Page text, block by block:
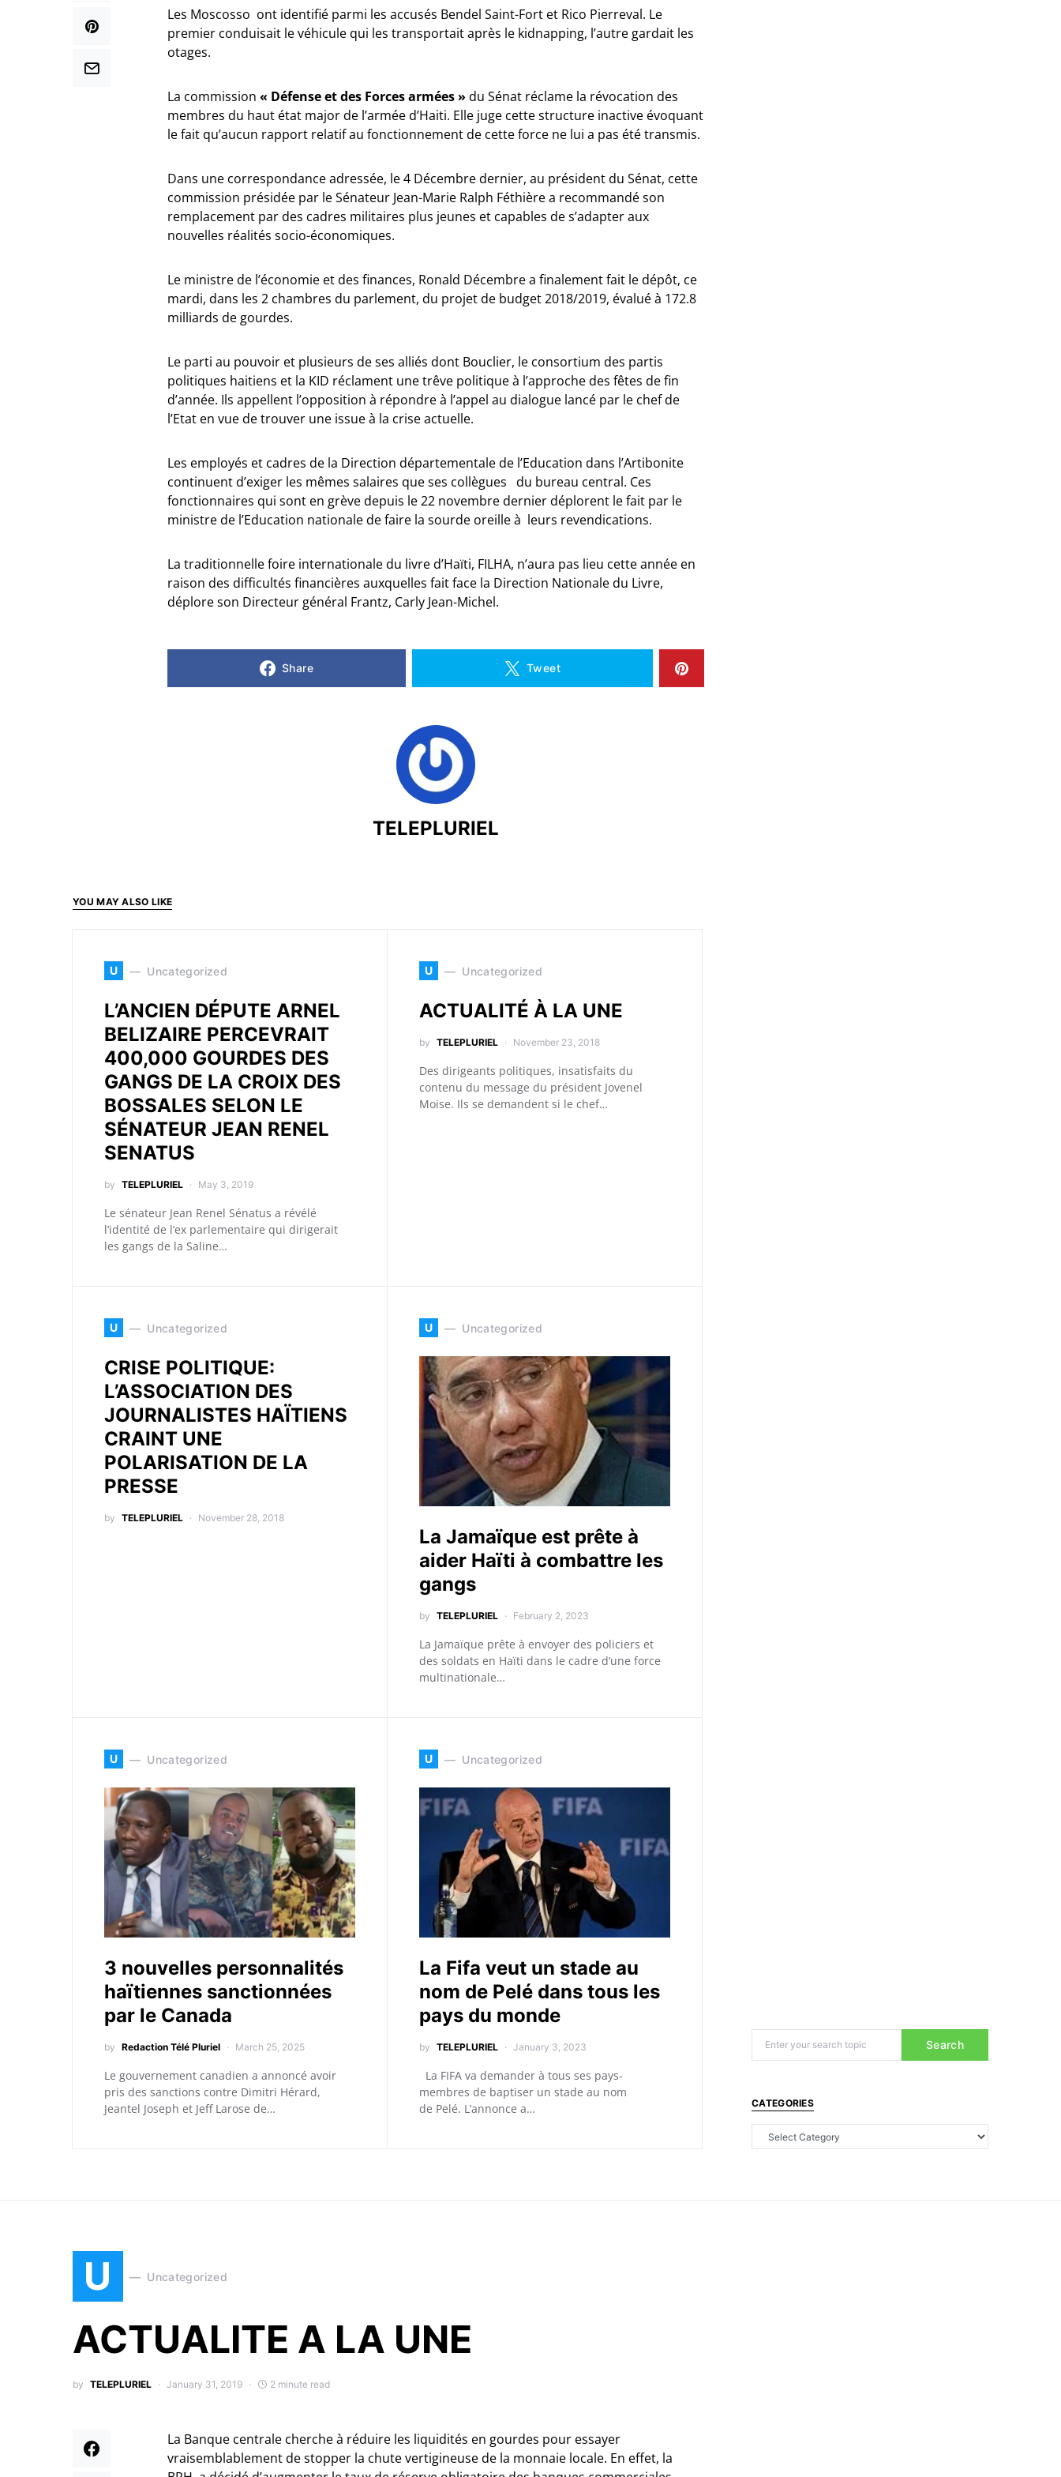
Les Moscosso ont identifié parmi les accusés Bendel Saint-Fort et Rico Pierreval. Le
premier conduisait le véhicule qui les transportait après le kidnapping, l’autre gardait les
otages.
La commission « Défense et des Forces armées » du Sénat réclame la révocation des
membres du haut état major de l’armée d’Haiti. Elle juge cette structure inactive évoquant
le fait qu’aucun rapport relatif au fonctionnement de cette force ne lui a pas été transmis.
Dans une correspondance adressée, le 4 Décembre dernier, au président du Sénat, cette
commission présidée par le Sénateur Jean-Marie Ralph Féthière a recommandé son
remplacement par des cadres militaires plus jeunes et capables de s’adapter aux
nouvelles réalités socio-économiques.
Le ministre de l’économie et des finances, Ronald Décembre a finalement fait le dépôt, ce
mardi, dans les 2 chambres du parlement, du projet de budget 2018/2019, évalué à 172.8
milliards de gourdes.
Le parti au pouvoir et plusieurs de ses alliés dont Bouclier, le consortium des partis
politiques haitiens et la KID réclament une trêve politique à l’approche des fêtes de fin
d’année. Ils appellent l’opposition à répondre à l’appel au dialogue lancé par le chef de
l’Etat en vue de trouver une issue à la crise actuelle.
Les employés et cadres de la Direction départementale de l’Education dans l’Artibonite
continuent d’exiger les mêmes salaires que ses collègues du bureau central. Ces
fonctionnaires qui sont en grève depuis le 22 novembre dernier déplorent le fait par le
ministre de l’Education nationale de faire la sourde oreille à leurs revendications.
La traditionnelle foire internationale du livre d’Haïti, FILHA, n’aura pas lieu cette année en
raison des difficultés financières auxquelles fait face la Direction Nationale du Livre,
déplore son Directeur général Frantz, Carly Jean-Michel.
Share Tweet
TELEPLURIEL
YOU MAY ALSO LIKE
U Uncategorized
L’ANCIEN DÉPUTE ARNEL
BELIZAIRE PERCEVRAIT
400,000 GOURDES DES
GANGS DE LA CROIX DES
BOSSALES SELON LE
SÉNATEUR JEAN RENEL
SENATUS
by TELEPLURIEL May 3, 2019
Le sénateur Jean Renel Sénatus a révélé
l’identité de l’ex parlementaire qui dirigerait
les gangs de la Saline…
U Uncategorized
ACTUALITÉ À LA UNE
by TELEPLURIEL November 23, 2018
Des dirigeants politiques, insatisfaits du
contenu du message du président Jovenel
Moise. Ils se demandent si le chef…
U Uncategorized
CRISE POLITIQUE:
L’ASSOCIATION DES
JOURNALISTES HAÏTIENS
CRAINT UNE
POLARISATION DE LA
PRESSE
by TELEPLURIEL November 28, 2018
U Uncategorized
La Jamaïque est prête à
aider Haïti à combattre les
gangs
by TELEPLURIEL February 2, 2023
La Jamaïque prête à envoyer des policiers et
des soldats en Haïti dans le cadre d’une force
multinationale…
U Uncategorized
3 nouvelles personnalités
haïtiennes sanctionnées
par le Canada
by Redaction Télé Pluriel March 25, 2025
Le gouvernement canadien a annoncé avoir
pris des sanctions contre Dimitri Hérard,
Jeantel Joseph et Jeff Larose de…
U Uncategorized
La Fifa veut un stade au
nom de Pelé dans tous les
pays du monde
by TELEPLURIEL January 3, 2023
La FIFA va demander à tous ses pays-
membres de baptiser un stade au nom
de Pelé. L’annonce a…
Search
CATEGORIES
U Uncategorized
ACTUALITE A LA UNE
by TELEPLURIEL January 31, 2019 2 minute read
La Banque centrale cherche à réduire les liquidités en gourdes pour essayer
vraisemblablement de stopper la chute vertigineuse de la monnaie locale. En effet, la